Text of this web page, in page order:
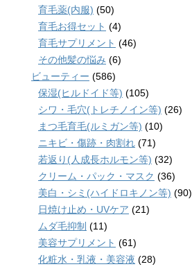
育毛薬(内服) (50)
育毛お得セット (4)
育毛サプリメント (46)
その他髪の悩み (6)
ビューティー (586)
保湿(ヒルドイド等) (105)
シワ・毛穴(トレチノイン等) (26)
まつ毛育毛(ルミガン等) (10)
ニキビ・傷跡・肉割れ (71)
若返り(人成長ホルモン等) (32)
クリーム・パック・マスク (36)
美白・シミ(ハイドロキノン等) (90)
日焼け止め・UVケア (21)
ムダ毛抑制 (11)
美容サプリメント (61)
化粧水・乳液・美容液 (28)